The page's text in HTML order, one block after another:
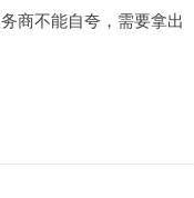
商不能自夸，需要拿出